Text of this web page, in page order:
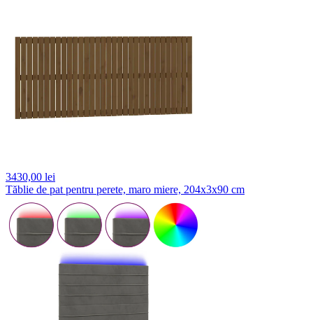
3430,00 lei
Tăblie de pat pentru perete, maro miere, 204x3x90 cm